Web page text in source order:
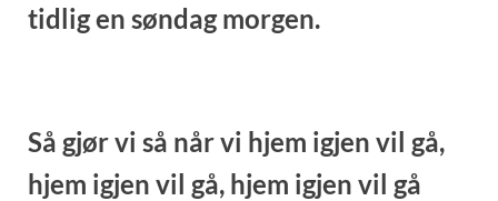
tidlig en søndag morgen.
Så gjør vi så når vi hjem igjen vil gå,
hjem igjen vil gå, hjem igjen vil gå